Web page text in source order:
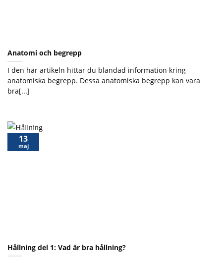
Anatomi och begrepp
I den här artikeln hittar du blandad information kring
anatomiska begrepp. Dessa anatomiska begrepp kan vara
bra[...]
Hållning del 1: Vad är bra hållning?
13
maj